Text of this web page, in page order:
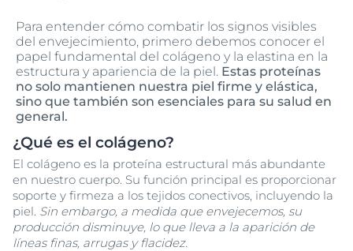
Para entender cómo combatir los signos visibles
del envejecimiento, primero debemos conocer el
papel fundamental del colágeno y la elastina en la
estructura y apariencia de la piel. Estas proteínas
no solo mantienen nuestra piel firme y elástica,
sino que también son esenciales para su salud en
general.
¿Qué es el colágeno?
El colágeno es la proteína estructural más abundante
en nuestro cuerpo. Su función principal es proporcionar
soporte y firmeza a los tejidos conectivos, incluyendo la
piel. Sin embargo, a medida que envejecemos, su
producción disminuye, lo que lleva a la aparición de
líneas finas, arrugas y flacidez.